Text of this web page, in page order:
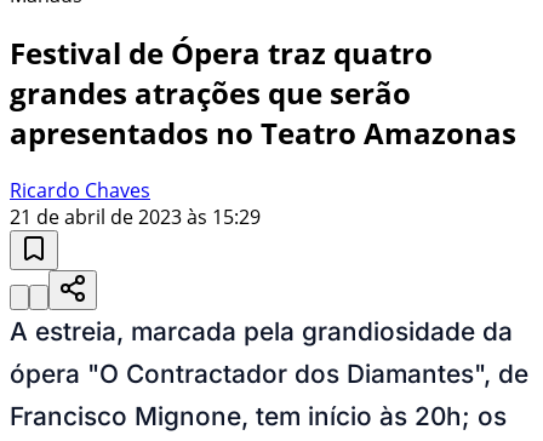
Festival de Ópera traz quatro
grandes atrações que serão
apresentados no Teatro Amazonas
Ricardo Chaves
21 de abril de 2023 às 15:29
A estreia, marcada pela grandiosidade da
ópera "O Contractador dos Diamantes", de
Francisco Mignone, tem início às 20h; os